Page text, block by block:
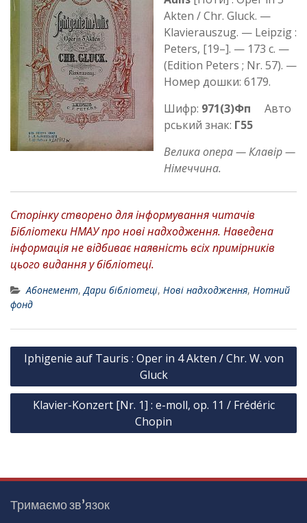
Akten / Chr. Gluck. —
Klavierauszug. — Leipzig :
Peters, [19–]. — 173 c. —
(Edition Peters ; Nr. 57). —
Номер дошки: 6179.
Шифр: 971(3)Фп Авто
рський знак: Г55
Велика опера — Клавір —
Німеччина.
Сторінку створено для інформування читачів
Бібліотеки НМАУ про нові надходження. Наведена
інформація не відбиває наявність всіх примірників
цього видання у бібліотеці.
Абонемент,Дари бібліотеці, Нові надходження, Нотний
фонд
Н
в
г
ц
я
Iphigenie auf Tauris : Oper in 4 Akten / Chr. W. von
Gluck
Klavier-Konzert [Nr. 1] : e-moll, op. 11 / Frédéric
Chopin
Тримаємо зв’язок